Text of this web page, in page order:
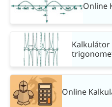
Online
Kalkulátor
Online